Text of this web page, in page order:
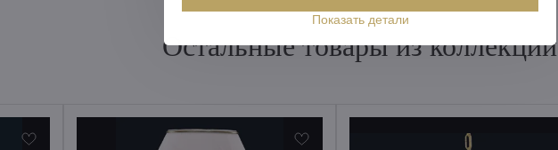
Остальные товары из коллекции
Показать детали